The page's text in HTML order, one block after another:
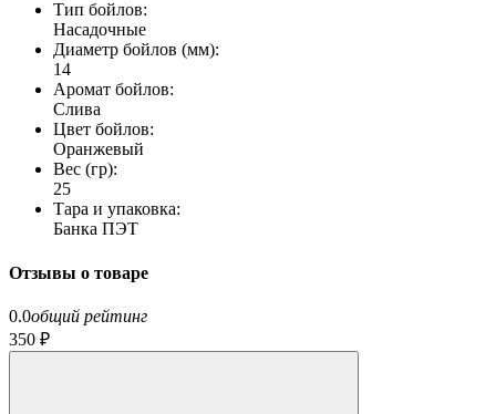
Тип бойлов:
Насадочные
Диаметр бойлов (мм):
14
Аромат бойлов:
Слива
Цвет бойлов:
Оранжевый
Вес (гр):
25
Тара и упаковка:
Банка ПЭТ
Отзывы о товаре
0.0общий рейтинг
350 ₽